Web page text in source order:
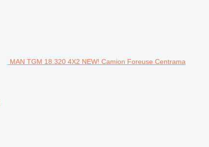
MAN TGM 18.320 4X2 NEW! Camion Foreuse Centrama